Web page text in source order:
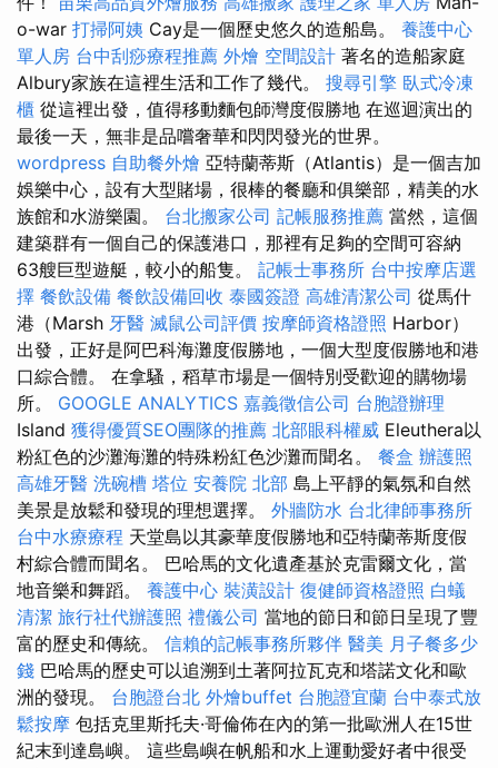
o-war 打掃阿姨 Cay是一個歷史悠久的造船島。 養護中心
單人房 台中刮痧療程推薦 外燴 空間設計 著名的造船家庭
Albury家族在這裡生活和工作了幾代。 搜尋引擎 臥式冷凍
櫃 從這裡出發，值得移動麵包師灣度假勝地 在巡迴演出的
最後一天，無非是品嚐奢華和閃閃發光的世界。
wordpress 自助餐外燴 亞特蘭蒂斯（Atlantis）是一個吉加
娛樂中心，設有大型賭場，很棒的餐廳和俱樂部，精美的水
族館和水游樂園。 台北搬家公司 記帳服務推薦 當然，這個
建築群有一個自己的保護港口，那裡有足夠的空間可容納
63艘巨型遊艇，較小的船隻。 記帳士事務所 台中按摩店選
擇 餐飲設備 餐飲設備回收 泰國簽證 高雄清潔公司 從馬什
港（Marsh 牙醫 滅鼠公司評價 按摩師資格證照 Harbor）
出發，正好是阿巴科海灘度假勝地，一個大型度假勝地和港
口綜合體。 在拿騷，稻草市場是一個特別受歡迎的購物場
所。 GOOGLE ANALYTICS 嘉義徵信公司 台胞證辦理
Island 獲得優質SEO團隊的推薦 北部眼科權威 Eleuthera以
粉紅色的沙灘海灘的特殊粉紅色沙灘而聞名。 餐盒 辦護照
高雄牙醫 洗碗槽 塔位 安養院 北部 島上平靜的氣氛和自然
美景是放鬆和發現的理想選擇。 外牆防水 台北律師事務所
台中水療療程 天堂島以其豪華度假勝地和亞特蘭蒂斯度假
村綜合體而聞名。 巴哈馬的文化遺產基於克雷爾文化，當
地音樂和舞蹈。 養護中心 裝潢設計 復健師資格證照 白蟻
清潔 旅行社代辦護照 禮儀公司 當地的節日和節日呈現了豐
富的歷史和傳統。 信賴的記帳事務所夥伴 醫美 月子餐多少
錢 巴哈馬的歷史可以追溯到土著阿拉瓦克和塔諾文化和歐
洲的發現。 台胞證台北 外燴buffet 台胞證宜蘭 台中泰式放
鬆按摩 包括克里斯托夫·哥倫佈在內的第一批歐洲人在15世
紀末到達島嶼。 這些島嶼在帆船和水上運動愛好者中很受